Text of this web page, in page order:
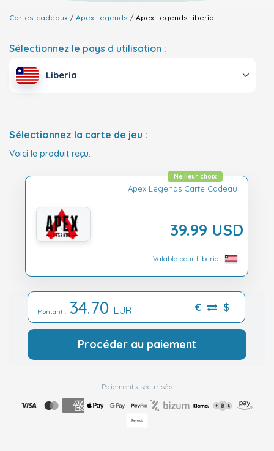
Cartes-cadeaux Apex Legends Apex Legends Liberia
Sélectionnez le pays d utilisation :
Liberia
Sélectionnez la carte de jeu :
Voici le produit reçu.
Apex Legends Carte Cadeau
39.99 USD
Meilleur choix
Valable pour Liberia
Montant : 34.70 EUR € $
Procéder au paiement
Paiements sécurisés